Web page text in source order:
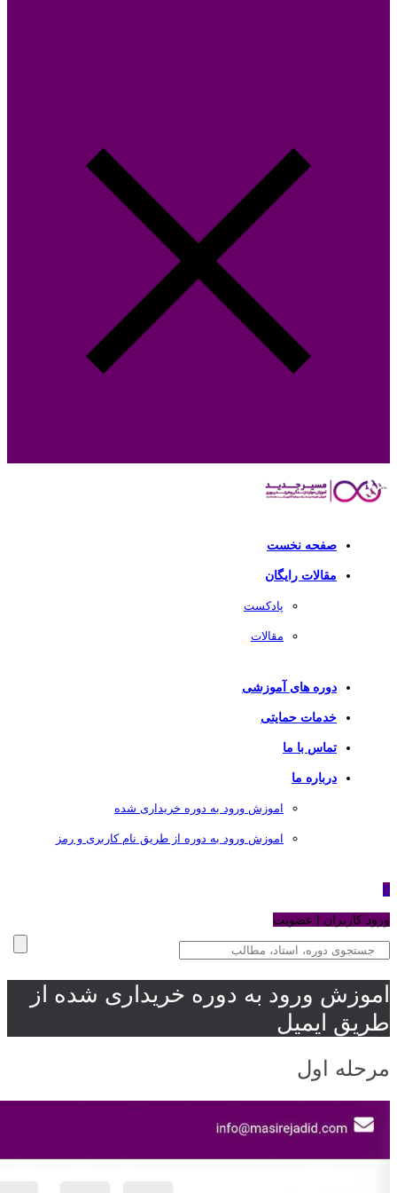
صفحه نخست
مقالات رایگان
پادکست
مقالات
دوره های آموزشی
خدمات حمایتی
تماس با ما
درباره ما
اموزش ورود به دوره خریداری شده
اموزش ورود به دوره از طریق نام کاربری و رمز
0
ورود کاربران | عضویت
اموزش ورود به دوره خریداری شده از
طریق ایمیل
مرحله اول